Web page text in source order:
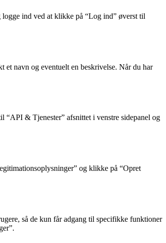
ind ved at klikke på “Log ind” øverst til
navn og eventuelt en beskrivelse. Når du har
“API & Tjenester” afsnittet i venstre sidepanel og
og klikke på “Opret
så de kun får adgang til specifikke funktioner